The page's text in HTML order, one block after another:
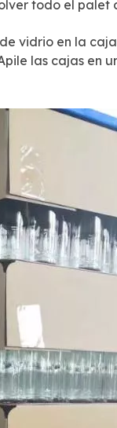
todo el palet
vidrio en la
las cajas en